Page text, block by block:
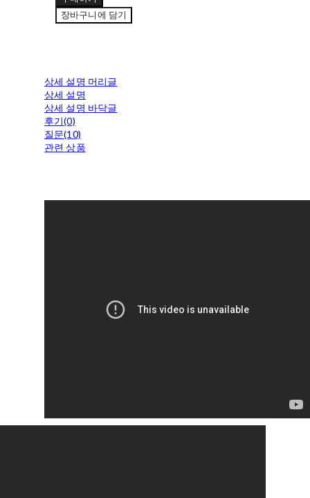
장바구니에 담기
상세 설명 머리글
상세 설명
상세 설명 바닥글
후기(0)
질문(10)
관련 상품